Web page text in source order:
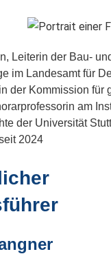
Leiterin der Bau-
im Landesamt für
der Kommission für
am
der Universität
2024